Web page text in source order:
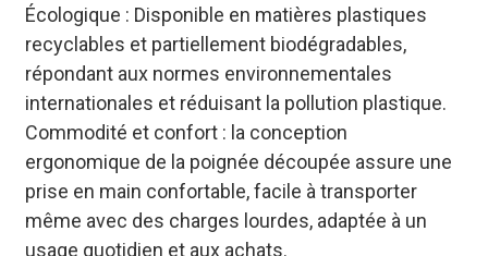
Écologique : Disponible en matières plastiques
recyclables et partiellement biodégradables,
répondant aux normes environnementales
internationales et réduisant la pollution plastique.
Commodité et confort : la conception
ergonomique de la poignée découpée assure une
prise en main confortable, facile à transporter
même avec des charges lourdes, adaptée à un
usage quotidien et aux achats.